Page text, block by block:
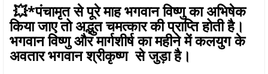
💥*पंचामृत से पूरे माह भगवान विष्णु का अभिषेक
किया जाए तो अद्भुत चमत्कार की प्राप्ति होती है।
भगवान विष्णु और मार्गशीर्ष का महीने में कलयुग के
अवतार भगवान श्रीकृष्ण से जुड़ा है।